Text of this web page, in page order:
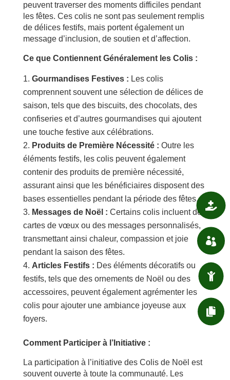


ASSOCIATIONS

ENFANT / JEUNESSE

DÉMARCHES ADMIN.
peuvent traverser des moments difficiles pendant
les fêtes. Ces colis ne sont pas seulement remplis
de délices festifs, mais portent également un
message d’inclusion, de soutien et d’affection.
Ce que Contiennent Généralement les Colis :
Gourmandises Festives : Les colis
comprennent souvent une sélection de délices de
saison, tels que des biscuits, des chocolats, des
confiseries et d’autres gourmandises qui ajoutent
une touche festive aux célébrations.
Produits de Première Nécessité : Outre les
éléments festifs, les colis peuvent également
contenir des produits de première nécessité,
assurant ainsi que les bénéficiaires disposent des
bases essentielles pendant la période des fêtes.
Messages de Noël : Certains colis incluent des
cartes de vœux ou des messages personnalisés,
transmettant ainsi chaleur, compassion et joie
pendant la saison des fêtes.
Articles Festifs : Des éléments décoratifs ou
festifs, tels que des ornements de Noël ou des
accessoires, peuvent également agrémenter les
colis pour ajouter une ambiance joyeuse aux
foyers.
Comment Participer à l’Initiative :
La participation à l’initiative des Colis de Noël est
souvent ouverte à toute la communauté. Les